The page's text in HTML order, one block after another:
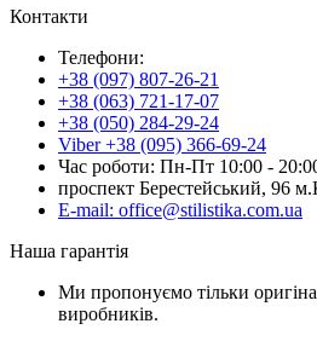
Контакти
Телефони:
+38 (097) 807-26-21
+38 (063) 721-17-07
+38 (050) 284-29-24
Viber +38 (095) 366-69-24
Час роботи: Пн-Пт 10:00 -
проспект Берестейський, 96
E-mail: office@stilistika.com.ua
Наша гарантія
Ми пропонуємо тільки
виробників.